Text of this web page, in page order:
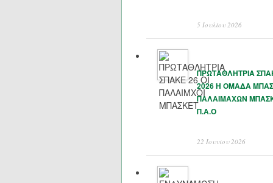
5 Ιουλίου 2026
ΠΡΩΤΑΘΛΗΤΡΙΑ
2026 Η ΟΜΑΔΑ
ΠΑΛΑΙΜΑΧΩΝ
Π.Α.Ο
22 Ιουνίου 2026